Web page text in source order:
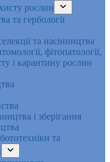
рослин
та гербології
та насінництва
фітопатології,
і карантину рослин
і зберігання
та